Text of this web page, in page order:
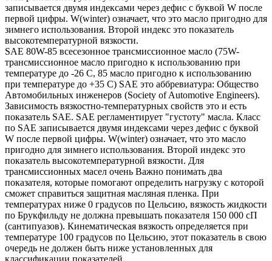
записывается двумя индексами через дефис с буквой W после
первой цифры. W(winter) означает, что это масло пригодно для
зимнего использования. Второй индекс это показатель
высокотемпературной вязкости.
SAE 80W-85 всесезонное трансмиссионное масло (75W-
трансмиссионное масло пригодно к использованию при
температуре до -26 С, 85 масло пригодно к использованию
при температуре до +35 С) SAE это аббревиатура: Общество
Автомобильных инженеров (Society of Automotive Engineers).
Зависимость вязкостно-температурных свойств это и есть
показатель SAE. SAE регламентирует "густоту" масла. Класс
по SAE записывается двумя индексами через дефис с буквой
W после первой цифры. W(winter) означает, что это масло
пригодно для зимнего использования. Второй индекс это
показатель высокотемпературной вязкости. Для
трансмиссионных масел очень Важно понимать два
показателя, которые помогают определить нагрузку с которой
сможет справиться защитная масляная пленка. При
температурах ниже 0 градусов по Цельсию, вязкость жидкости
по Брукфильду не должна превышать показателя 150 000 сП
(сантипуазов). Кинематическая вязкость определяется при
температуре 100 градусов по Цельсию, этот показатель в свою
очередь не должен быть ниже установленных для
классификации показателей.